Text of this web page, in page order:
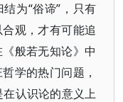
为“俗谛”，只有
观，才有可能追
般若无知论》中
学的热门问题，
认识论的意义上